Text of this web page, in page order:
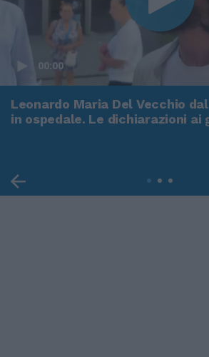
00:00
Leonardo Maria Del Vecchio
in ospedale. Le dichiarazioni ai